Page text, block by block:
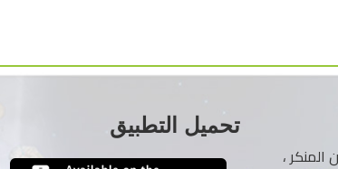
المنكر ،
تحميل التطبيق